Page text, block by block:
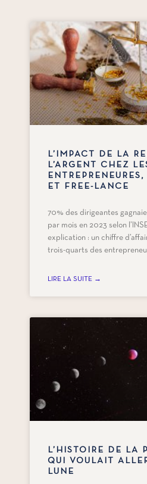
L’IMPACT DE LA
L’ARGENT CHEZ
ET FREE-LANCE
70% des dirigeantes
par mois en 2023 selon
explication : un chiffre
trois-quarts des
LIRE LA SUITE →
L’HISTOIRE DE LA
QUI VOULAIT
LUNE